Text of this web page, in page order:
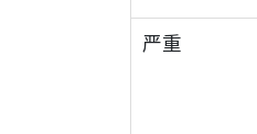
严重